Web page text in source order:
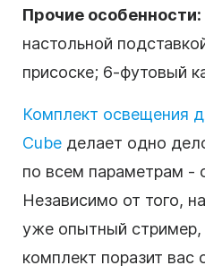
Прочие особенности:
настольной
присоске; 6-футовый
Комплект освещения
Cube делает одно
по всем параметрам -
Независимо от того,
уже опытный стример,
комплект поразит вас